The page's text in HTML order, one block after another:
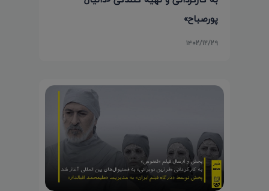
پورصباح»
۱۴۰۲/۱۲/۲۹